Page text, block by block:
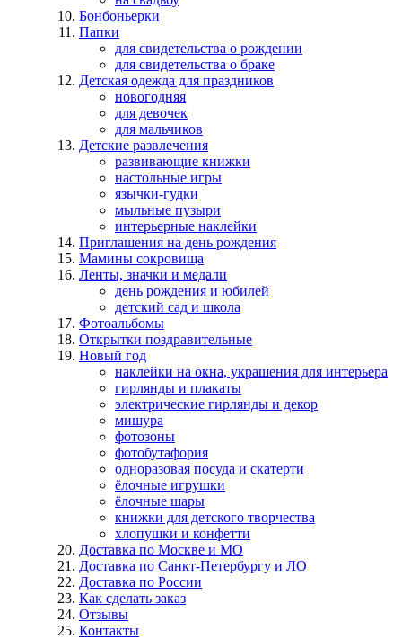
Бонбоньерки
Папки
для свидетельства о рождении
для свидетельства о браке
Детская одежда для праздников
новогодняя
для девочек
для мальчиков
Детские развлечения
развивающие книжки
настольные игры
язычки-гудки
мыльные пузыри
интерьерные наклейки
Приглашения на день рождения
Мамины сокровища
Ленты, значки и медали
день рождения и юбилей
детский сад и школа
Фотоальбомы
Открытки поздравительные
Новый год
наклейки на окна, украшения для интерьера
гирлянды и плакаты
электрические гирлянды и декор
мишура
фотозоны
фотобутафория
одноразовая посуда и скатерти
ёлочные игрушки
ёлочные шары
книжки для детского творчества
хлопушки и конфетти
Доставка по Москве и МО
Доставка по Санкт-Петербургу и ЛО
Доставка по России
Как сделать заказ
Отзывы
Контакты